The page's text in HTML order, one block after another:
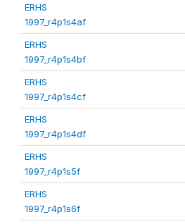
ERHS
1997_r4p1s4af
ERHS
1997_r4p1s4bf
ERHS
1997_r4p1s4cf
ERHS
1997_r4p1s4df
ERHS
1997_r4p1s5f
ERHS
1997_r4p1s6f